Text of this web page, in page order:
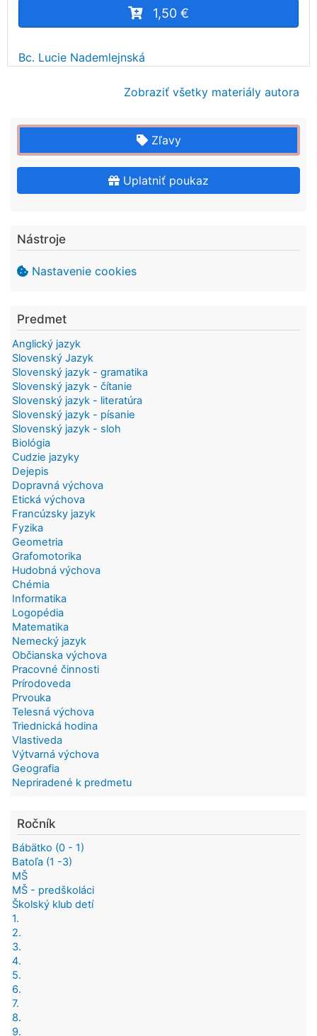
1,50 €
Bc. Lucie Nademlejnská
Zobraziť všetky materiály autora
Zľavy
Uplatniť poukaz
Nástroje
Nastavenie cookies
Predmet
Anglický jazyk
Slovenský Jazyk
Slovenský jazyk - gramatika
Slovenský jazyk - čítanie
Slovenský jazyk - literatúra
Slovenský jazyk - písanie
Slovenský jazyk - sloh
Biológia
Cudzie jazyky
Dejepis
Dopravná výchova
Etická výchova
Francúzsky jazyk
Fyzika
Geometria
Grafomotorika
Hudobná výchova
Chémia
Informatika
Logopédia
Matematika
Nemecký jazyk
Občianska výchova
Pracovné činnosti
Prírodoveda
Prvouka
Telesná výchova
Triednická hodina
Vlastiveda
Výtvarná výchova
Geografia
Nepriradené k predmetu
Ročník
Bábätko (0 - 1)
Batoľa (1 -3)
MŠ
MŠ - predškoláci
Školský klub detí
1.
2.
3.
4.
5.
6.
7.
8.
9.